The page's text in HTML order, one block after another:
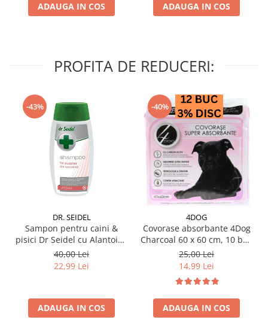
ADAUGA IN COS ADAUGA IN COS
PROFITA DE REDUCERI:
-43%
DR. SEIDEL
Sampon pentru caini &
pisici Dr Seidel cu Alantoina
220 ml
40,00 Lei
22,99 Lei
ADAUGA IN COS
-40%
4DOG
Covorase absorbante 4Dog
Charcoal 60 x 60 cm, 10 buc
/ pachet
25,00 Lei
14,99 Lei
ADAUGA IN COS